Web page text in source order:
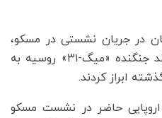
در جریان نشستی در مسکو،
نگرانی خود را از ورود سه فروند جنگنده «میگ-۳۱» روسیه به
ابراز کردند.
اروپایی حاضر در نشست مسکو